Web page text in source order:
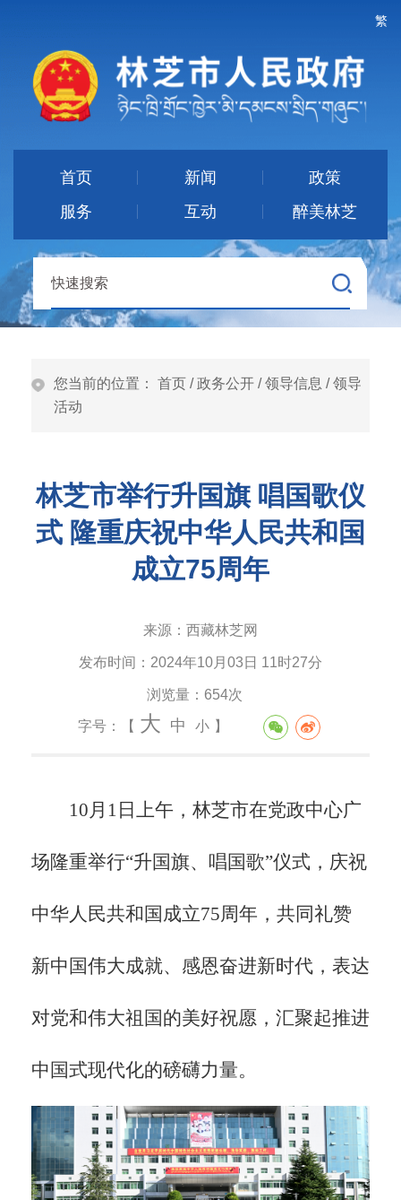
繁
首页 新闻
政策
服务
互动 醉美林芝
您当前的位置： 首页 /政务公开 /领导信息 /领导
活动
林芝市举行升国旗 唱国歌仪
式 隆重庆祝中华人民共和国
成立75周年
来源： 西藏林芝网
发布时间： 2024年10月03日 11时27分
浏览量： 654次
字号：【 大 中 小 】
10月1日上午，林芝市在党政中心广
场隆重举行“升国旗、唱国歌”仪式，庆祝
中华人民共和国成立75周年，共同礼赞
新中国伟大成就、感恩奋进新时代，表达
对党和伟大祖国的美好祝愿，汇聚起推进
中国式现代化的磅礴力量。